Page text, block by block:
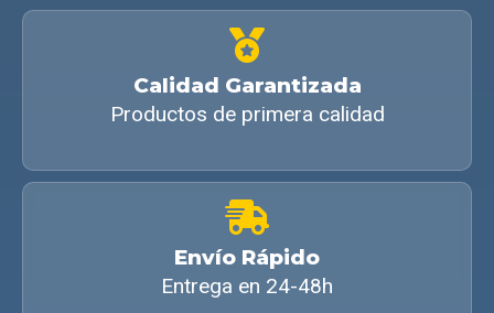
Calidad Garantizada
Productos de primera calidad
Envío Rápido
Entrega en 24-48h